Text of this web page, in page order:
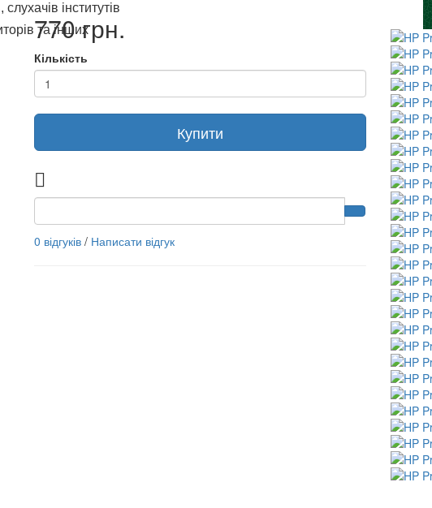
інститутів
та інших
770 грн.
Кількість
Купити
0 відгуків/ Написати відгук